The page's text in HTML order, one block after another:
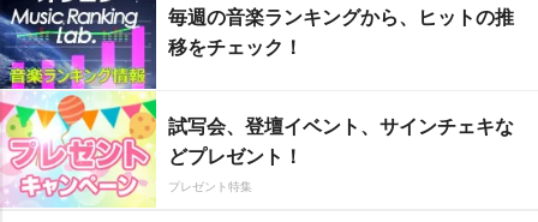
毎週の音楽ランキングから、ヒットの推
移をチェック！
試写会、登壇イベント、サインチェキな
どプレゼント！
プレゼント特集